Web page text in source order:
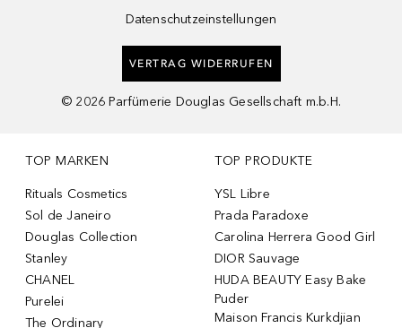
Datenschutzeinstellungen
VERTRAG WIDERRUFEN
© 2026 Parfümerie Douglas Gesellschaft m.b.H.
TOP MARKEN
Rituals Cosmetics
Sol de Janeiro
Douglas Collection
Stanley
CHANEL
Purelei
The Ordinary
TOP PRODUKTE
YSL Libre
Prada Paradoxe
Carolina Herrera Good Girl
DIOR Sauvage
HUDA BEAUTY Easy Bake
Puder
Maison Francis Kurkdjian